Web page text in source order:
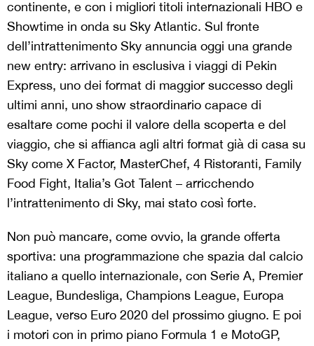
continente, e con i migliori titoli internazionali HBO e
Showtime in onda su Sky Atlantic. Sul fronte
dell’intrattenimento Sky annuncia oggi una grande
new entry: arrivano in esclusiva i viaggi di Pekin
Express, uno dei format di maggior successo degli
ultimi anni, uno show straordinario capace di
esaltare come pochi il valore della scoperta e del
viaggio, che si affianca agli altri format già di casa su
Sky come X Factor, MasterChef, 4 Ristoranti, Family
Food Fight, Italia’s Got Talent – arricchendo
l’intrattenimento di Sky, mai stato così forte.
Non può mancare, come ovvio, la grande offerta
sportiva: una programmazione che spazia dal calcio
italiano a quello internazionale, con Serie A, Premier
League, Bundesliga, Champions League, Europa
League, verso Euro 2020 del prossimo giugno. E poi
i motori con in primo piano Formula 1 e MotoGP,